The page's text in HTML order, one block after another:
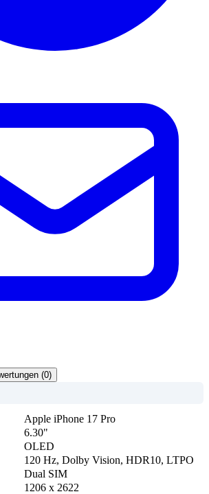
(0)
Apple iPhone 17 Pro
6.30"
OLED
120 Hz, Dolby Vision, HDR10, LTPO
Dual SIM
1206 x 2622